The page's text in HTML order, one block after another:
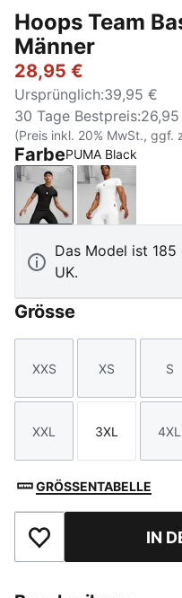
Hoops Team
Männer
28,95 €
Ursprünglich:39,95 €
30 Tage Bestpreis:
(Preis inkl. 20% MwSt., ggf.
FarbePUMA Black
PUMA BlackPUMA White
Das Model ist
UK.
Grösse
Größe
XXS
Größe
XS S
Größe
XXL
Größe
3XL 4XL
GRÖSSENTABELLE
Zu Favoriten IN